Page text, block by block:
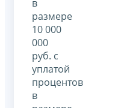
в
размере
10 000
000
руб. с
уплатой
процентов
в